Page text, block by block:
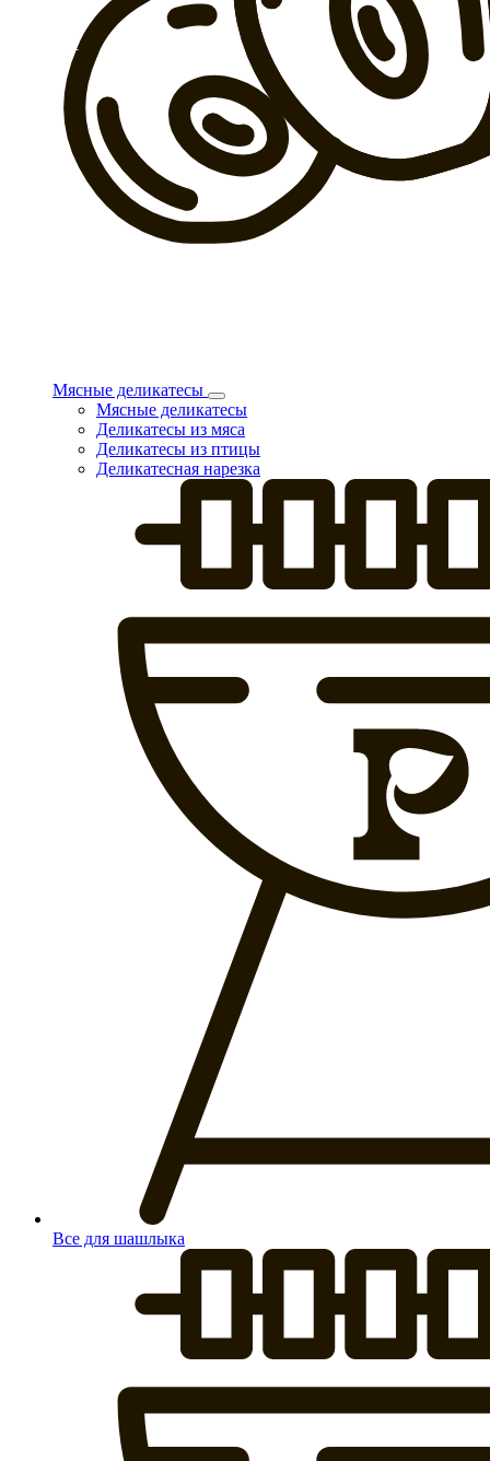
Мясные деликатесы
Мясные деликатесы
Деликатесы из мяса
Деликатесы из птицы
Деликатесная нарезка
Все для шашлыка